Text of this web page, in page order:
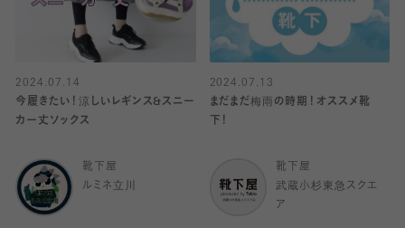
2024.07.14
今履きたい！涼しいレギンス&スニー
カー丈ソックス
靴下屋
ルミネ立川
2024.07.13
まだまだ梅雨の時期！オススメ靴
下！
靴下屋
武蔵小杉東急スクエ
ア